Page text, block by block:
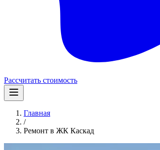
Рассчитать стоимость
Главная
/
Ремонт в ЖК Каскад